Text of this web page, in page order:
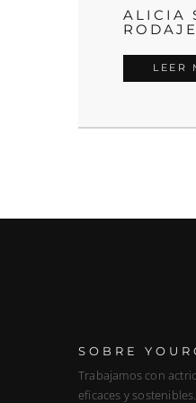
ALICIA
LEER
SOBRE
Trabajamos con
eficaces y